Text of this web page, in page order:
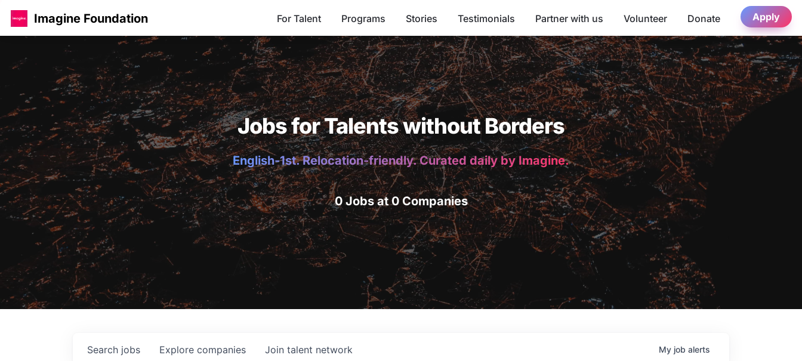
Imagine Foundation For Talent Programs Stories Testimonials Partner with us Volunteer Donate Apply
Jobs for Talents without Borders
English-1st. Relocation-friendly. Curated daily by Imagine.
0 Jobs at 0 Companies
Search jobs Explore companies Join talent network My job alerts